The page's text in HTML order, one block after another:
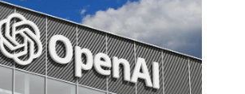
ЗАДАЧИ
ПО
РАЗВИТИЮ
ЭКОСИСТЕМЫ
ИСКУССТВЕННОГО